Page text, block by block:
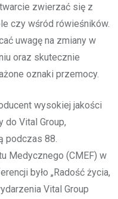
zwierzać się z
czy wśród rówieśników.
uwagę na zmiany w
oraz skutecznie
oznaki przemocy.
wysokiej jakości
do Vital Group,
podczas 88.
Medycznego (CMEF) w
było „Radość życia,
Vital Group